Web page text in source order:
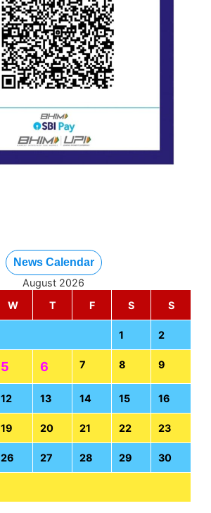
News Calendar
August 2026
W T F S S
1 2
5 6 7 8 9
12 13 14 15 16
19 20 21 22 23
26 27 28 29 30